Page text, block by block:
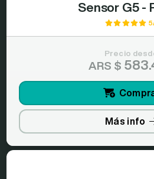
Sensor G5 -
Precio
ARS $
Más info